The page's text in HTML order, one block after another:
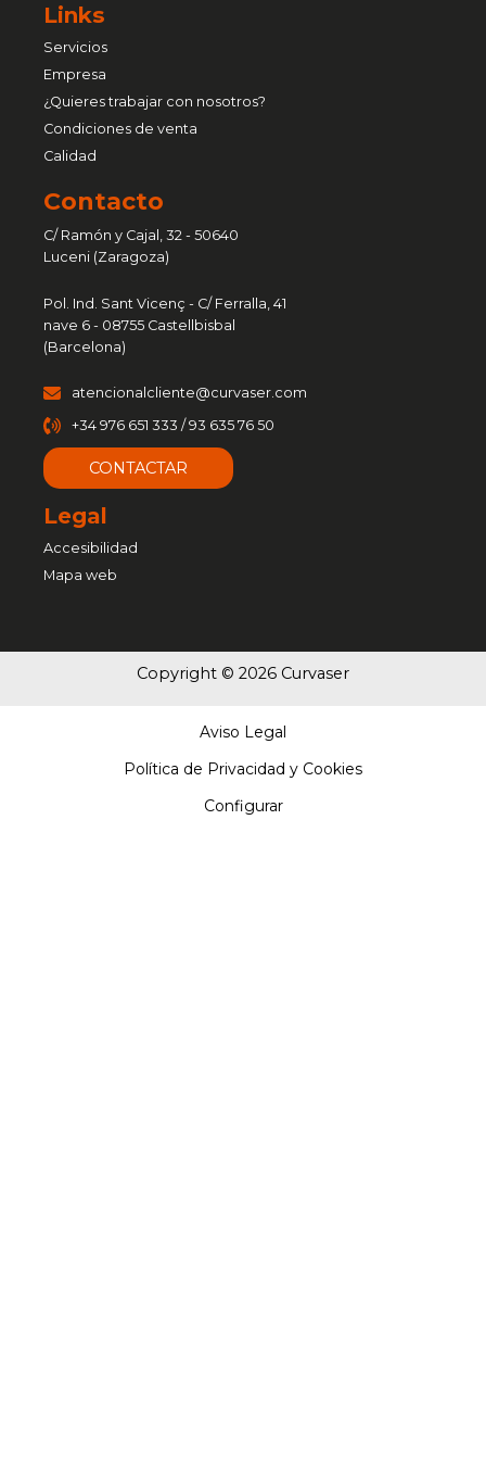
Links
Servicios
Empresa
¿Quieres trabajar con nosotros?
Condiciones de venta
Calidad
Contacto
C/ Ramón y Cajal, 32 - 50640
Luceni (Zaragoza)
Pol. Ind. Sant Vicenç - C/ Ferralla, 41
nave 6 - 08755 Castellbisbal
(Barcelona)
atencionalcliente@curvaser.com
+34 976 651 333 / 93 635 76 50
CONTACTAR
Legal
Accesibilidad
Mapa web
Copyright © 2026 Curvaser
Aviso Legal
Política de Privacidad y Cookies
Configurar